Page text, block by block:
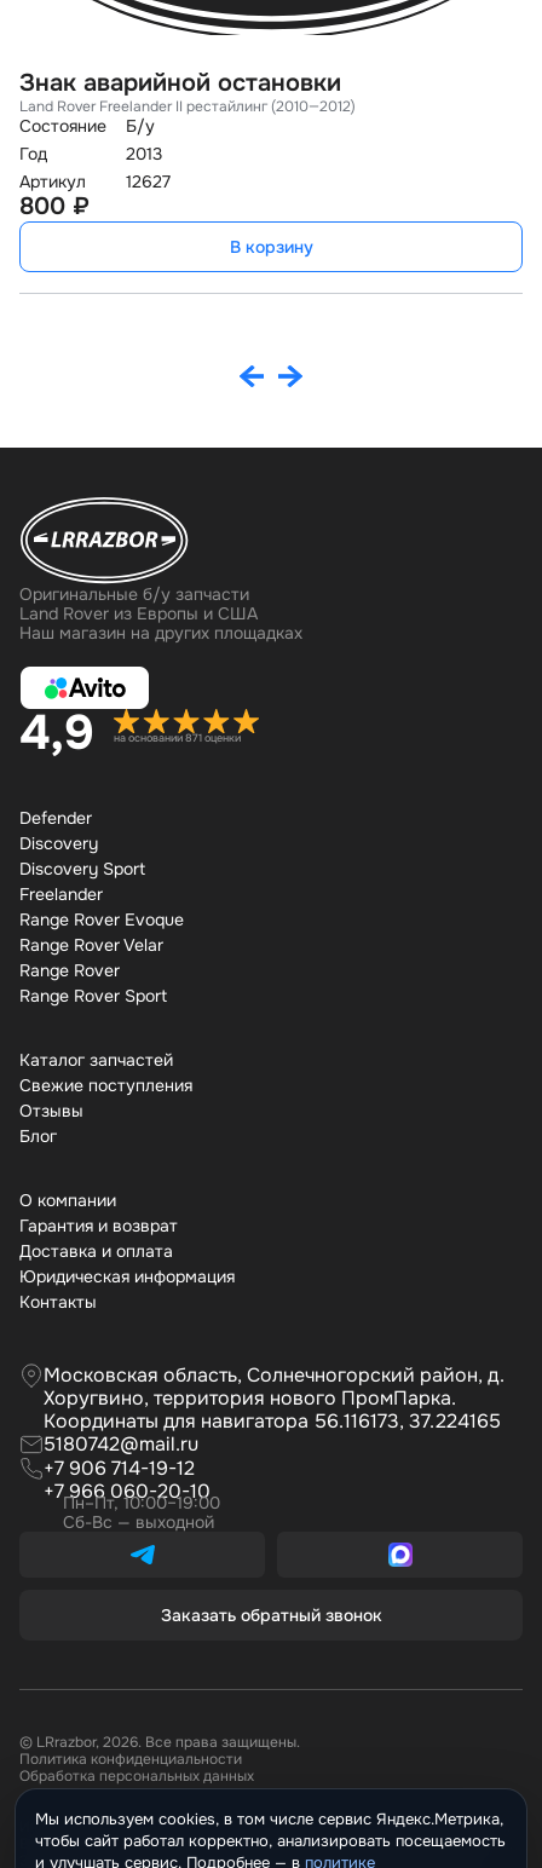
Знак аварийной остановки
Land Rover Freelander II рестайлинг (2010—2012)
Состояние
Б/у
Год
2013
Артикул
12627
800 ₽
В корзину
Оригинальные б/у запчасти
Land Rover из Европы и США
Наш магазин на других площадках
4,9 на основании 871 оценки
Defender
Discovery
Discovery Sport
Freelander
Range Rover Evoque
Range Rover Velar
Range Rover
Range Rover Sport
Каталог запчастей
Свежие поступления
Отзывы
Бло
О компании
Гарантия и возврат
Доставка и оплата
Юридическая информация
Контакты
Московская область, Солнечногорский район, д.
Хоругвино, территория нового ПромПарка.
Координаты для навигатора 56.116173, 37.224165
5180742@mail.ru
+7 906 714-19-12
+7 966 060-20-10
Пн–Пт, 10:00–19:00
Сб-Вс — выходной
Заказать обратный звонок
© LRrazbor, 2026. Все права защищены.
Политика конфиденциальности
Обработка персональных данных
Информация, размещённая на сайте не является публичной офертой.
Все материалы данного сайта являются объектами авторского права.
Запрещается копирование, распространение (в том числе путем
Мы используем cookies, в том числе сервис Яндекс.Метрика,
чтобы сайт работал корректно, анализировать посещаемость
и улучшать сервис. Подробнее — политике